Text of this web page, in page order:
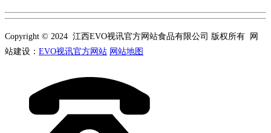
Copyright © 2024 江西EVO视讯官方网站食品有限公司 版权所有 网
站建设： EVO视讯官方网站 网站地图